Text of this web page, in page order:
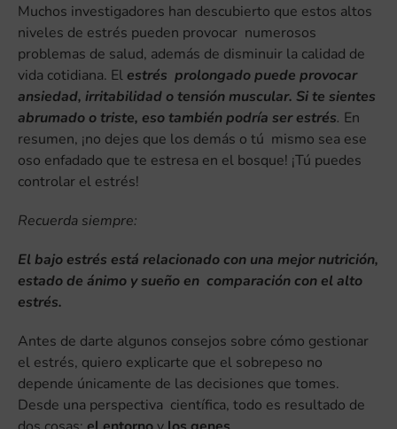
Muchos investigadores han descubierto que estos altos
niveles de estrés pueden provocar numerosos
problemas de salud, además de disminuir la calidad de
vida cotidiana. El estrés prolongado puede provocar
ansiedad, irritabilidad o tensión muscular. Si te sientes
abrumado o triste, eso también podría ser estrés. En
resumen, ¡no dejes que los demás o tú mismo sea ese
oso enfadado que te estresa en el bosque! ¡Tú puedes
controlar el estrés!
Recuerda siempre:
El bajo estrés está relacionado con una mejor nutrición,
estado de ánimo y sueño en comparación con el alto
estrés.
Antes de darte algunos consejos sobre cómo gestionar
el estrés, quiero explicarte que el sobrepeso no
depende únicamente de las decisiones que tomes.
Desde una perspectiva científica, todo es resultado de